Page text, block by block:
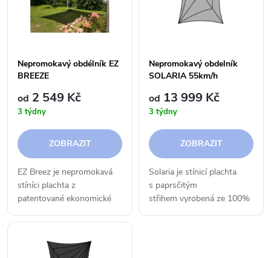
p
o
d
u
p
o
d
u
Nepromokavý obdélník EZ
BREEZE
od 2 549 Kč
3 týdny
ZOBRAZIT
EZ Breez je nepromokavá
stíníci plachta z
patentované ekonomické
v obytných a komerčních
prostorách, na zahradách,
terasách a při bazénoch.
Nepromokavý obdelník
SOLARIA 55km/h
od 13 999 Kč
3 týdny
ZOBRAZIT
Solaria je stínicí plachta
s paprsčitým
střihem vyrobená ze 100%